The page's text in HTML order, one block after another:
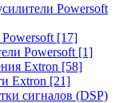
Powersoft
[17]
Powersoft [1]
Extron [58]
Extron [21]
сигналов (DSP)